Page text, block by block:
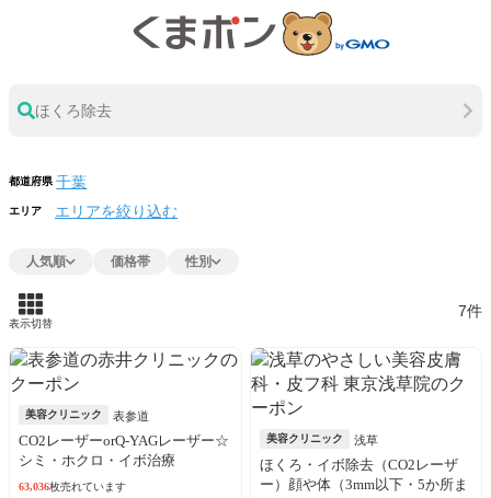
ほくろ除去
都道府県
エリア エリアを絞り込む
人気順 価格帯 性別
表示切替
7件
美容クリニック 表参道
CO2レーザーorQ-YAGレーザー☆
シミ・ホクロ・イボ治療
63,036枚売れています
美容クリニック 浅草
ほくろ・イボ除去（CO2レーザ
ー）顔や体（3mm以下・5か所ま